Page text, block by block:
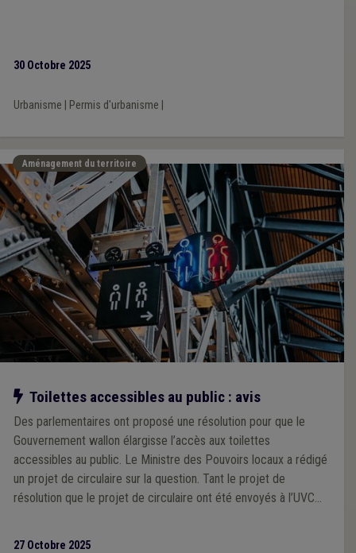
30 Octobre 2025
Urbanisme Permis d'urbanisme
Aménagement du territoire
Notre action
Toilettes accessibles au public : avis
Des parlementaires ont proposé une résolution pour que le
Gouvernement wallon élargisse l’accès aux toilettes
accessibles au public. Le Ministre des Pouvoirs locaux a rédigé
un projet de circulaire sur la question. Tant le projet de
résolution que le projet de circulaire ont été envoyés à l’UVCW
27 Octobre 2025